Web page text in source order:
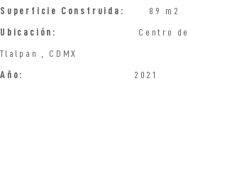
Superficie Construida: 89 m2
Ubicación: Centro de
Tlalpan , CDMX
Año: 2021